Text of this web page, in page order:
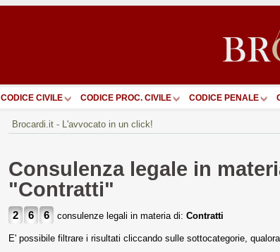
CODICE CIVILE CODICE PROC. CIVILE CODICE PENALE
Brocardi.it - L'avvocato in un click!
Consulenza legale in
"Contratti"
2 6 6 consulenze legali in materia di: Contratti
E' possibile filtrare i risultati cliccando sulle sottocategorie,